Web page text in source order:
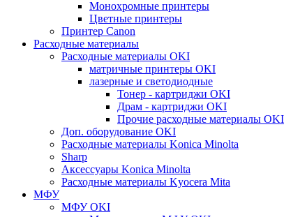
Монохромные принтеры
Цветные принтеры
Принтер Canon
Расходные материалы
Расходные материалы OKI
матричные принтеры OKI
лазерные и светодиодные
Тонер - картриджи OKI
Драм - картриджи OKI
Прочие расходные материалы OKI
Доп. оборудование OKI
Расходные материалы Konica Minolta
Sharp
Аксессуары Konica Minolta
Расходные материалы Kyocera Mita
МФУ
МФУ OKI